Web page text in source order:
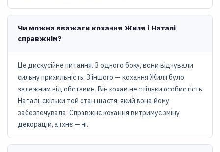
Чи можна вважати кохання Жиля і Наталі
справжнім?
Це дискусійне питання. З одного боку, вони відчували
сильну прихильність. З іншого — кохання Жиля було
залежним від обставин. Він кохав не стільки особистість
Наталі, скільки той стан щастя, який вона йому
забезпечувала. Справжнє кохання витримує зміну
декорацій, а їхнє — ні.